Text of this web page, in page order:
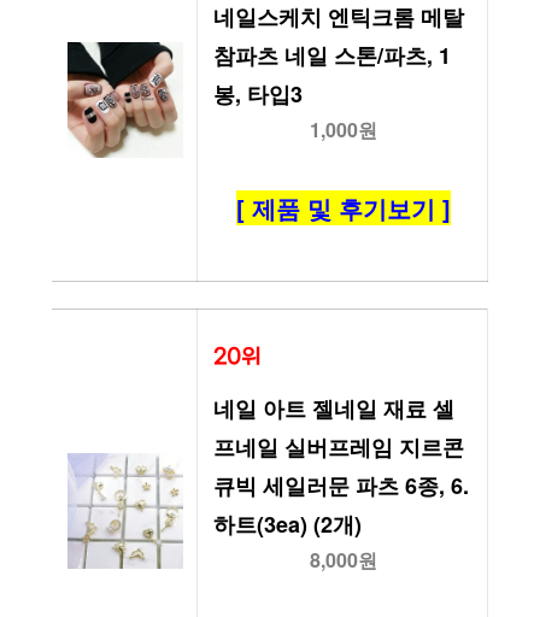
네일스케치 엔틱크롬 메탈
참파츠 네일 스톤/파츠, 1
봉, 타입3
1,000원
[ 제품 및 후기보기 ]
20위
네일 아트 젤네일 재료 셀
프네일 실버프레임 지르콘
큐빅 세일러문 파츠 6종, 6.
하트(3ea) (2개)
8,000원